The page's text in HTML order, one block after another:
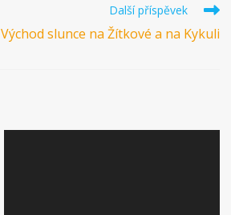
Další příspěvek
Východ slunce na Žítkové a na Kykuli